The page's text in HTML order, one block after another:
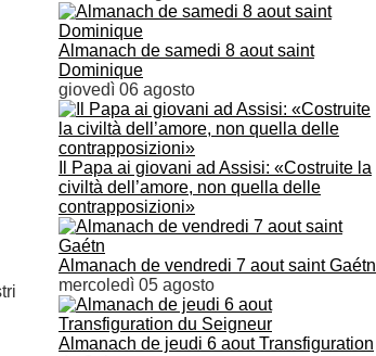
Almanach de samedi 8 aout saint
Dominique
giovedì 06 agosto
Il Papa ai giovani ad Assisi: «Costruite la
civiltà dell’amore, non quella delle
contrapposizioni»
Almanach de vendredi 7 aout saint Gaétn
mercoledì 05 agosto
Almanach de jeudi 6 aout Transfiguration